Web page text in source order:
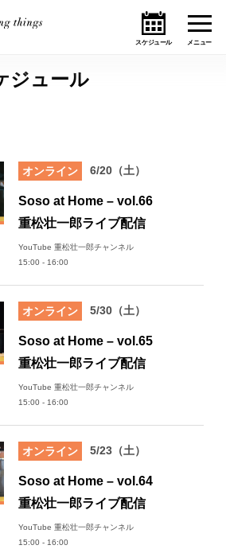
ュール
ジュール
オンライン 6/20（土）
Soso at Home – vol.66
重松壮一郎ライブ配信
YouTube 重松壮一郎チャンネル
15:00 - 16:00
オンライン 5/30（土）
Soso at Home – vol.65
重松壮一郎ライブ配信
YouTube 重松壮一郎チャンネル
15:00 - 16:00
オンライン 5/23（土）
Soso at Home – vol.64
重松壮一郎ライブ配信
YouTube 重松壮一郎チャンネル
15:00 - 16:00